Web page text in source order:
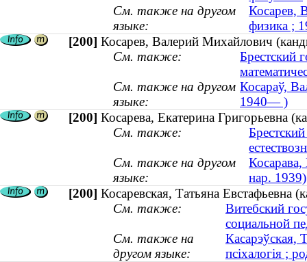
См. также на другом
языке:
Косарев,
физика ;
[200] Косарев, Валерий Михайлович
См. также:
Брестский
См. также на другом
языке:
Косараў,
1940— )
[200] Косарева, Екатерина Григорьевна
См. также:
См. также на другом
языке:
Косарава,
нар. 1939)
[200] Косаревская, Татьяна Евстафьевна
См. также:
Витебский
социальной
См. также на
другом языке:
Касарэўская,
псіхалогія ;